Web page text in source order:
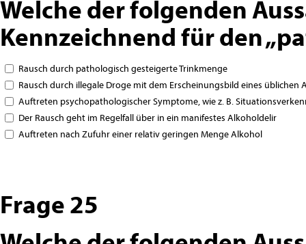
Welche der folgenden
Kennzeichnend für den
Rausch durch pathologisch gesteigerte Trinkmenge
Rausch durch illegale Droge mit dem Erscheinungsbild eines üblichen
Auftreten psychopathologischer Symptome, wie z. B.
Der Rausch geht im Regelfall über in ein manifestes Alkoholdelir
Auftreten nach Zufuhr einer relativ geringen Menge Alkohol
Frage 25